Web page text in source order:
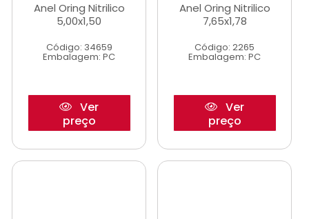
Anel Oring Nitrilico
5,00x1,50
Código: 34659
Embalagem: PC
Ver
preço
Anel Oring Nitrilico
7,65x1,78
Código: 2265
Embalagem: PC
Ver
preço